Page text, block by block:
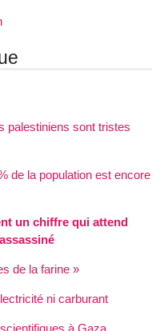
palestiniens sont tristes
de la population est encore
un chiffre qui attend
de la farine »
ni carburant